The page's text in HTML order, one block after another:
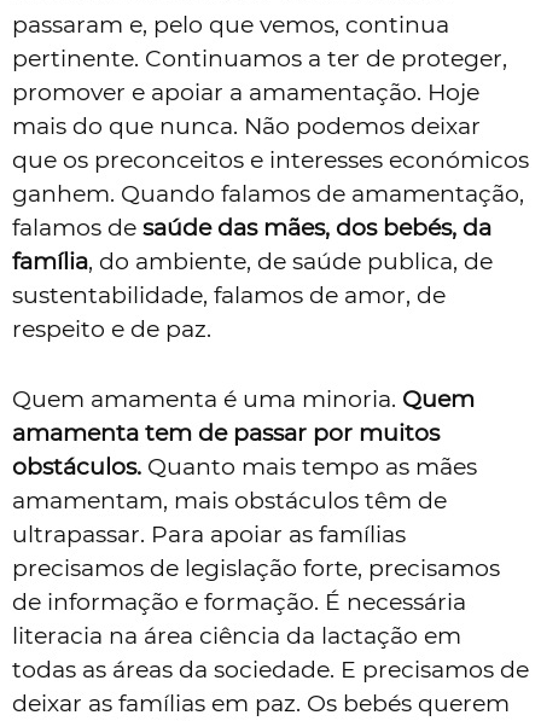
passaram e, pelo que vemos, continua
pertinente. Continuamos a ter de proteger,
promover e apoiar a amamentação. Hoje
mais do que nunca. Não podemos deixar
que os preconceitos e interesses económicos
ganhem. Quando falamos de amamentação,
falamos de saúde das mães, dos bebés, da
família, do ambiente, de saúde publica, de
sustentabilidade, falamos de amor, de
respeito e de paz.
Quem amamenta é uma minoria. Quem
amamenta tem de passar por muitos
obstáculos. Quanto mais tempo as mães
amamentam, mais obstáculos têm de
ultrapassar. Para apoiar as famílias
precisamos de legislação forte, precisamos
de informação e formação. É necessária
literacia na área ciência da lactação em
todas as áreas da sociedade. E precisamos de
deixar as famílias em paz. Os bebés querem